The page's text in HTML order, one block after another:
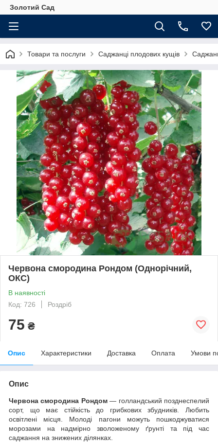
Золотий Сад
Товари та послуги Саджанці плодових кущів
Червона смородина Рондом (Однорічний,
ОКС)
В наявності
Код: 726
Роздріб
75 ₴
Опис Характеристики Доставка Оплата Умови
Опис
Червона смородина Рондом— голландський позднеспелий
сорт, що має стійкість до грибкових збудників. Любить
освітлені місця. Молоді пагони можуть пошкоджуватися
морозами на надмірно зволоженому ґрунті та під час
саджання на знижених ділянках.